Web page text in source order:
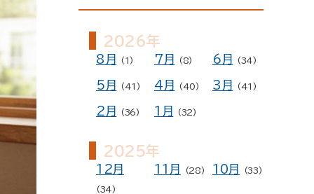
約
2026年
8月 (1) 7月 (8) 6月 (34)
5月 (41) 4月 (40) 3月 (41)
2月 (36) 1月 (32)
2025年
12月
(34)
11月 (28) 10月 (33)